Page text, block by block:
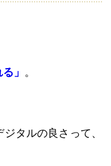
」 。
タルの良さって、